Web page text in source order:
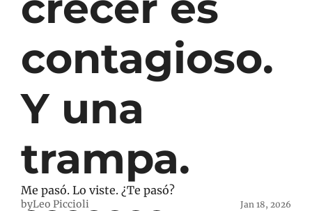
contagioso.
Y una
trampa.
Me pasó. Lo viste. ¿Te pasó?
byLeo Piccioli Jan 18, 2026